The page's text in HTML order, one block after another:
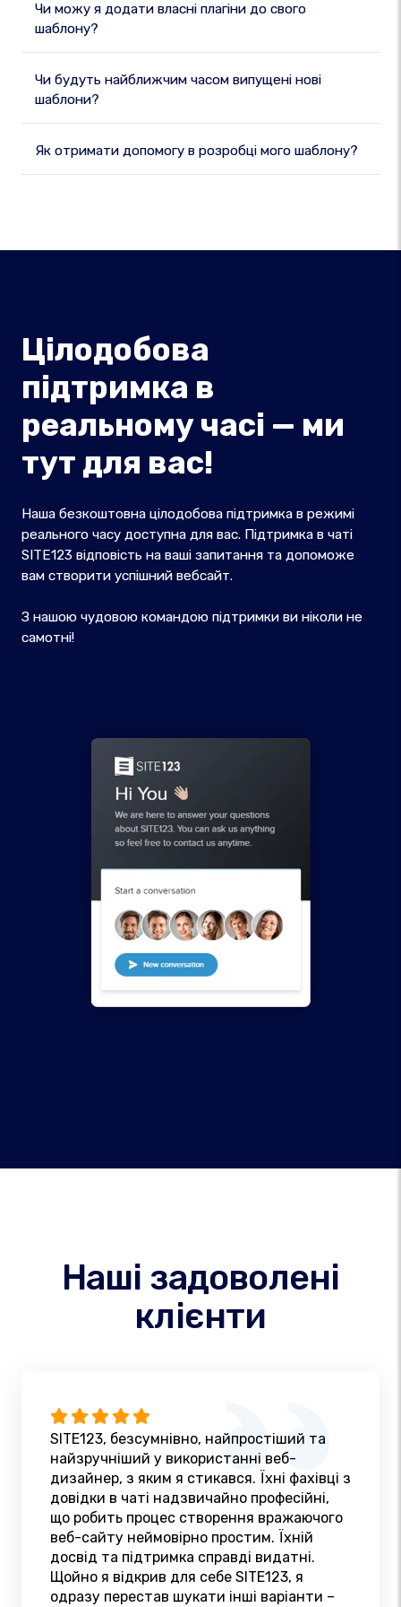
Чи можу я додати власні плагіни до свого
шаблону?
Чи будуть найближчим часом випущені нові
шаблони?
Як отримати допомогу в розробці мого шаблону?
Цілодобова
підтримка в
реальному часі — ми
тут для вас!
Наша безкоштовна цілодобова підтримка в режимі
реального часу доступна для вас. Підтримка в чаті
SITE123 відповість на ваші запитання та допоможе
вам створити успішний вебсайт.
З нашою чудовою командою підтримки ви ніколи не
самотні!
Наші задоволені
клієнти
SITE123, безсумнівно, найпростіший та
найзручніший у використанні веб-
дизайнер, з яким я стикався. Їхні фахівці з
довідки в чаті надзвичайно професійні,
що робить процес створення вражаючого
веб-сайту неймовірно простим. Їхній
досвід та підтримка справді видатні.
Щойно я відкрив для себе SITE123, я
одразу перестав шукати інші варіанти –